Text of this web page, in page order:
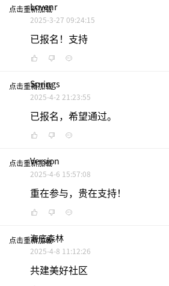
点击重新加载
Lovenr
2025-3-27 09:24:15
已报名！支持
点击重新加载
Springs
2025-4-2 21:23:55
已报名，希望通过。
点击重新加载
Version
2025-4-6 15:57:08
重在参与，贵在支持！
点击重新加载
海底森林
2025-4-8 11:12:26
共建美好社区